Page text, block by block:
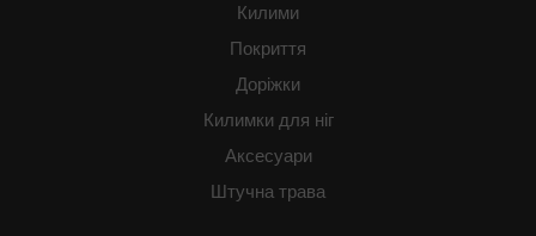
Килими
Покриття
Доріжки
Килимки для ніг
Аксесуари
Штучна трава